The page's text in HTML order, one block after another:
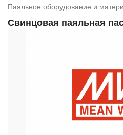
Паяльное оборудование и
Свинцовая паяльная